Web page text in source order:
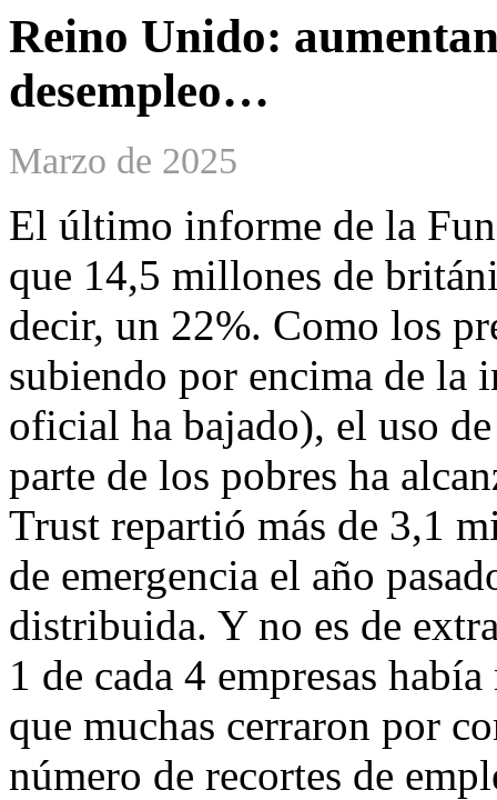
Reino Unido:
desempleo…
Marzo de 2025
El último informe de la
que 14,5 millones de
decir, un 22%. Como los
subiendo por encima de la
oficial ha bajado), el uso
parte de los pobres ha
Trust repartió más de 3,1
de emergencia el año
distribuida. Y no es de
1 de cada 4 empresas
que muchas cerraron por
número de recortes de